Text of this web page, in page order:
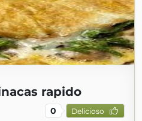
rapido
0 Delicioso